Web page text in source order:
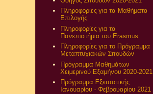
Πληροφορίες για τα Μαθήματα
Επιλογής
Πληροφορίες για τα
Πανεπιστήμια του Erasmus
Πληροφορίες για το Πρόγραμμα
Μεταπτυχιακών Σπουδών
Πρόγραμμα Μαθημάτων
Χειμερινού Εξαμήνου 2020-2021
Πρόγραμμα Εξεταστικής
Ιανουαρίου - Φεβρουαρίου 2021